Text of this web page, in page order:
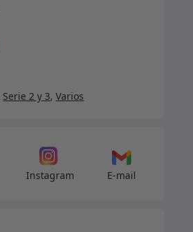
Serie 2 y 3,Varios
Instagram E-mail